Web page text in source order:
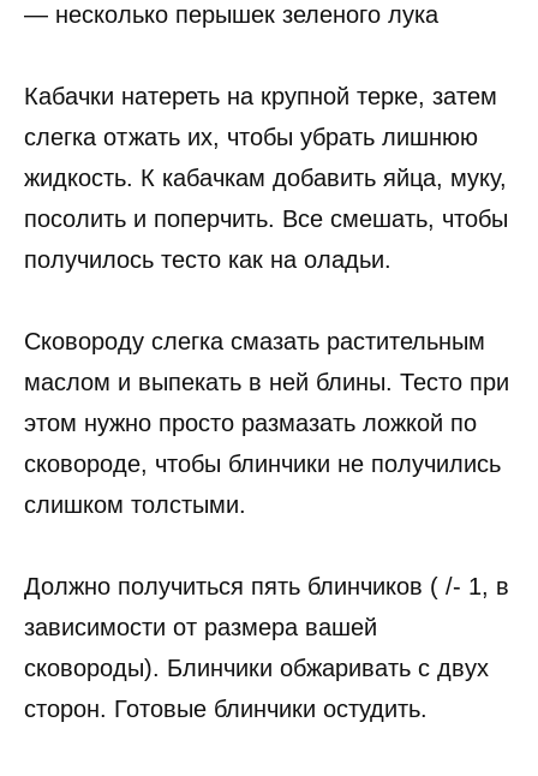
— несколько перышек зеленого лука
Кабачки натереть на крупной терке, затем
слегка отжать их, чтобы убрать лишнюю
жидкость. К кабачкам добавить яйца, муку,
посолить и поперчить. Все смешать, чтобы
получилось тесто как на оладьи.
Сковороду слегка смазать растительным
маслом и выпекать в ней блины. Тесто при
этом нужно просто размазать ложкой по
сковороде, чтобы блинчики не получились
слишком толстыми.
Должно получиться пять блинчиков ( /- 1, в
зависимости от размера вашей
сковороды). Блинчики обжаривать с двух
сторон. Готовые блинчики остудить.